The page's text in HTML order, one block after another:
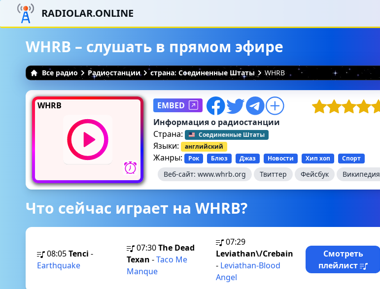
RADIOLAR.ONLINE
WHRB – слушать в прямом эфире
Все радио Радиостанции страна: Соединенные Штаты WHRB
WHRB
EMBED
Информация о радиостанции
Страна:
Соединенные Штаты
Языки: английский
Жанры: Рок Блюз Джаз Новости Хип хоп Спорт
Веб-сайт: www.whrb.org Твиттер Фейсбук Википедия
Что сейчас играет на WHRB?
08:05Tenci -
Earthquake
07:30 The Dead
Texan -Taco Me
Manque
07:29
Leviathan\/Crebain
- Leviathan-Blood
Angel
Смотреть
плейлист